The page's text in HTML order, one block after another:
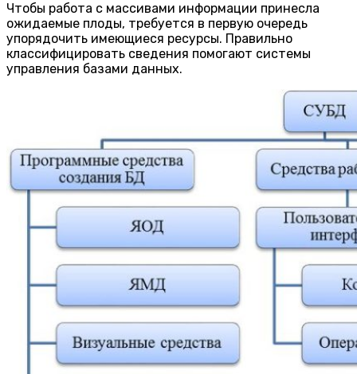
Чтобы работа с массивами информации принесла
ожидаемые плоды, требуется в первую очередь
упорядочить имеющиеся ресурсы. Правильно
классифицировать сведения помогают системы
управления базами данных.